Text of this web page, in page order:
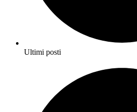
Ultimi posti